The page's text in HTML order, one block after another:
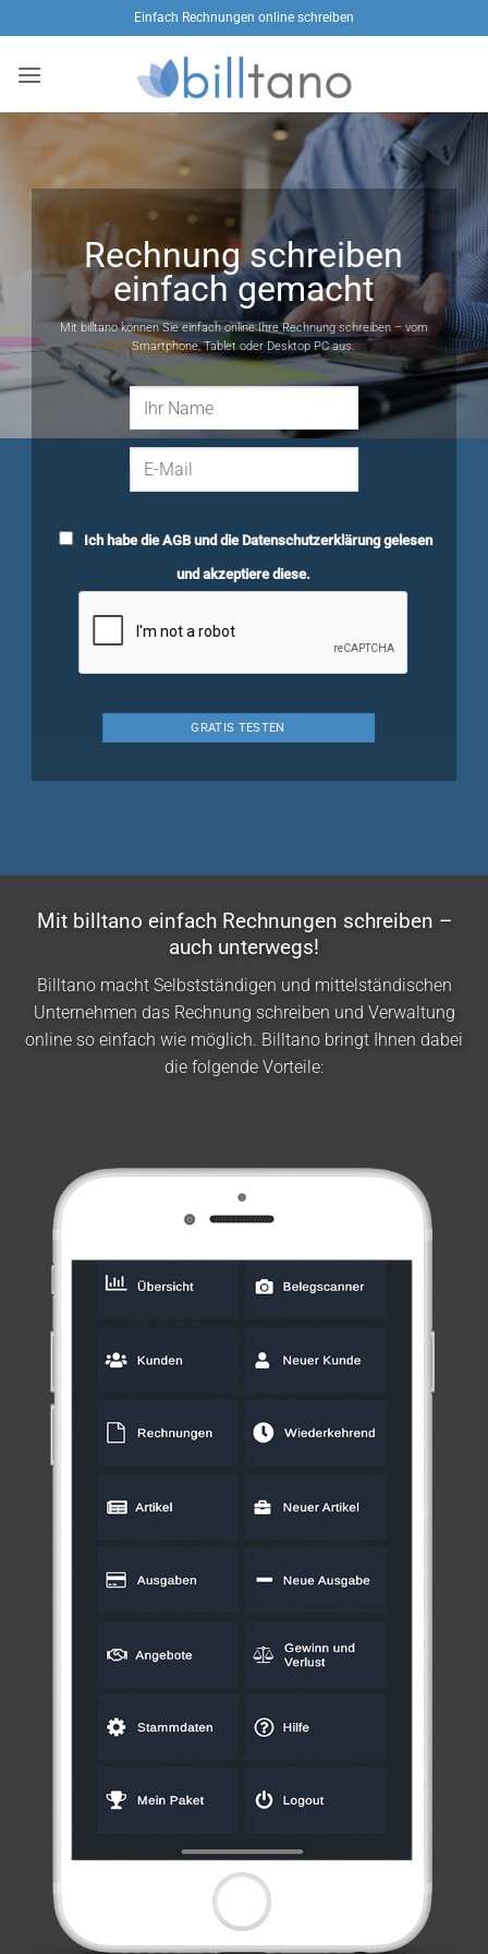
Inhalt
springen
Einfach Rechnungen online schreiben
Rechnung schreiben
einfach gemacht
Mit billtano können Sie einfach online Ihre Rechnung schreiben – vom
Smartphone, Tablet oder Desktop PC aus.
Ich habe dieAGBund die Datenschutzerklärunggelesen
und akzeptiere diese.
Mit billtano einfach Rechnungen schreiben –
auch unterwegs!
Billtano macht Selbstständigen und mittelständischen
Unternehmen das Rechnung schreiben und Verwaltung
online so einfach wie möglich. Billtano bringt Ihnen dabei
die folgende Vorteile: